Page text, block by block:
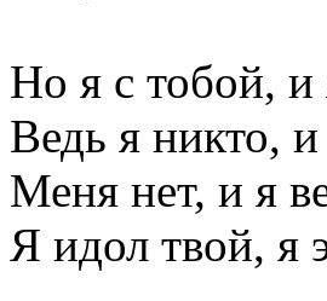
Но я с тобой, и
Ведь я никто,
Меня нет, и я
Я идол твой, я